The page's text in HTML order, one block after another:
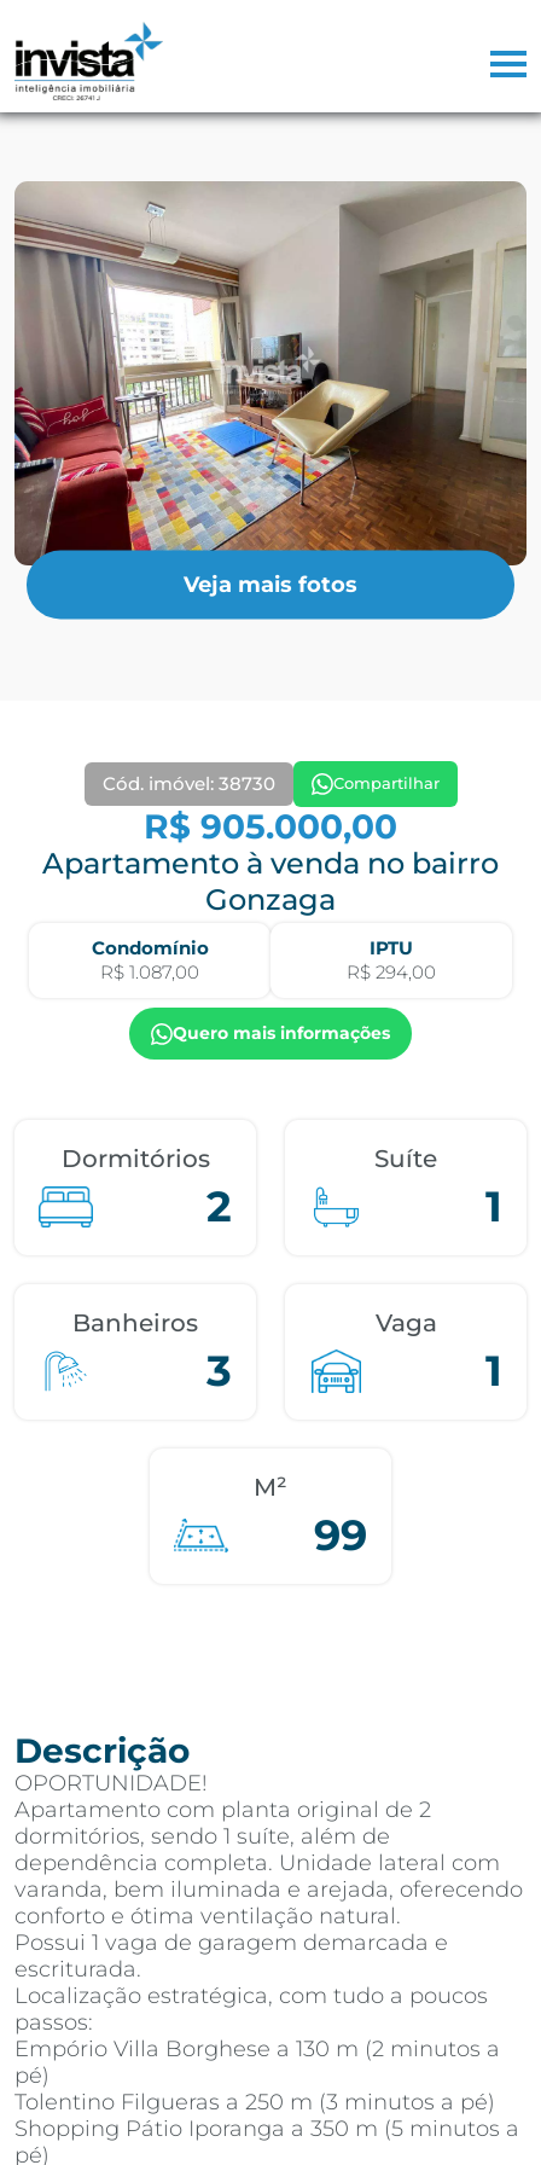
Veja mais fotos
Cód. imóvel: 38730 Compartilhar
R$ 905.000,00
Apartamento à venda no bairro
Gonzaga
Condomínio
R$ 1.087,00
IPTU
R$ 294,00
Quero mais informações
Dormitórios
2
Suíte
1
Banheiros
3
Vaga
1
M²
99
Descrição
OPORTUNIDADE!
Apartamento com planta original de 2
dormitórios, sendo 1 suíte, além de
dependência completa. Unidade lateral com
varanda, bem iluminada e arejada, oferecendo
conforto e ótima ventilação natural.
Possui 1 vaga de garagem demarcada e
escriturada.
Localização estratégica, com tudo a poucos
passos:
Empório Villa Borghese a 130 m (2 minutos a
pé)
Tolentino Filgueras a 250 m (3 minutos a pé)
Shopping Pátio Iporanga a 350 m (5 minutos a
pé)